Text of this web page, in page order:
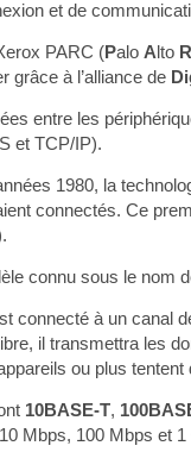
et de
PARC (Palo A lto
grâce à l’alliance de
entre les
et TCP/IP).
1980, la
connectés. Ce
connu sous le
connecté à un canal
il transmettra les
ou plus
10BASE-T,
Mbps, 100 Mbps et 1